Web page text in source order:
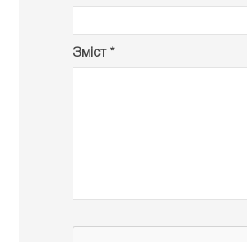
Зміст *